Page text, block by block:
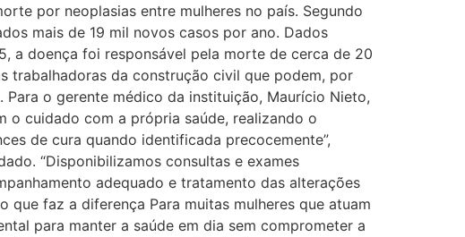
por neoplasias entre mulheres no país. Segundo
mais de 19 mil novos casos por ano. Dados
a doença foi responsável pela morte de cerca de 20
trabalhadoras da construção civil que podem, por
o gerente médico da instituição, Maurício Nieto,
o cuidado com a própria saúde, realizando o
de cura quando identificada precocemente”,
“Disponibilizamos consultas e exames
adequado e tratamento das alterações
faz a diferença Para muitas mulheres que atuam
para manter a saúde em dia sem comprometer a